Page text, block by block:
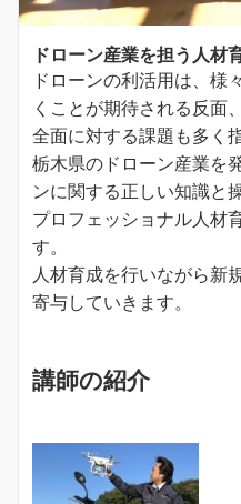
ドローン産業を担う人材
ドローンの利活用は、様
くことが期待される反面
全面に対する課題も多く
栃木県のドローン産業を
ンに関する正しい知識と
プロフェッショナル人材
す。
人材育成を行いながら新
寄与していきます。
講師の紹介